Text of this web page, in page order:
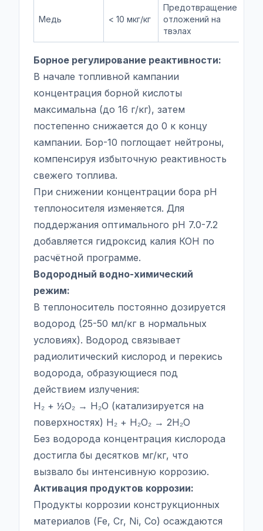
Медь < 10 мкг/кг
Предотвращение
отложений на
твэлах
Борное регулирование реактивности:
В начале топливной кампании
концентрация борной кислоты
максимальна (до 16 г/кг), затем
постепенно снижается до 0 к концу
кампании. Бор-10 поглощает нейтроны,
компенсируя избыточную реактивность
свежего топлива.
При снижении концентрации бора pH
теплоносителя изменяется. Для
поддержания оптимального pH 7.0-7.2
добавляется гидроксид калия КОН по
расчётной программе.
Водородный водно-химический
режим:
В теплоноситель постоянно дозируется
водород (25-50 мл/кг в нормальных
условиях). Водород связывает
радиолитический кислород и перекись
водорода, образующиеся под
действием излучения:
H₂ + ½O₂ → H₂O (катализируется на
поверхностях) H₂ + H₂O₂ → 2H₂O
Без водорода концентрация кислорода
достигла бы десятков мг/кг, что
вызвало бы интенсивную коррозию.
Активация продуктов коррозии:
Продукты коррозии конструкционных
материалов (Fe, Cr, Ni, Co) осаждаются